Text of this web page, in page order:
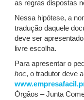
as regras dispostas
Nessa hipótese, a
tradução daquele
deve ser
livre escolha.
Para apresentar o
hoc, o tradutor deve
Órgãos – Junta